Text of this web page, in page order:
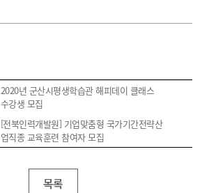
2020년 군산시평생학습관 해피데이 클래스
수강생 모집
[전북인력개발원] 기업맞춤형 국가기간전략산
업직종 교육훈련 참여자 모집
목록